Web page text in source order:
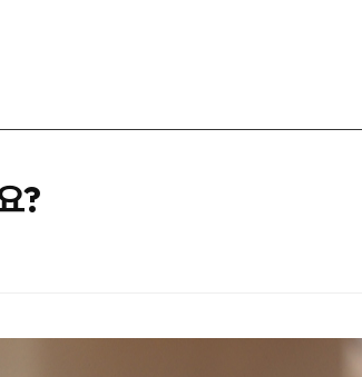
?